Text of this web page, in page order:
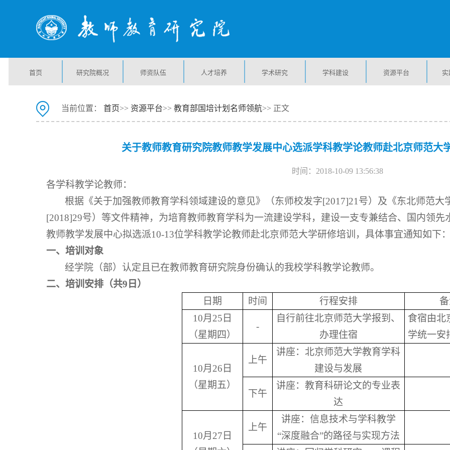
首页 研究院概况 师资队伍 人才培养 学术研究 学科建设 资源平台
当前位置： 首页>> 资源平台>> 教育部国培计划名师领航>> 正文
关于教师教育研究院教师教学发展中心选派学科教学论教师赴北京师范大
时间：2018-10-09 13:56:38
各学科教学论教师：
根据《关于加强教师教育学科领域建设的意见》（东师校发字[2017]21号）及《东北师范大
[2018]29号）等文件精神，为培育教师教育学科为一流建设学科，建设一支专兼结合、国内领
教师教学发展中心拟选派10-13位学科教学论教师赴北京师范大学研修培训，具体事宜通知如下：
一、培训对象
经学院（部）认定且已在教师教育研究院身份确认的我校学科教学论教师。
二、培训安排（共9日）
日期
时间 行程安排
10月25日
（星期四）
-
自行前往北京师范大学报到、
办理住宿
食宿由北
学统一安
10月26日
（星期五）
上午
讲座：北京师范大学教育学科
建设与发展
下午
讲座：教育科研论文的专业表
达
10月27日
上午
讲座：信息技术与学科教学
“深度融合”的路径与实现方法